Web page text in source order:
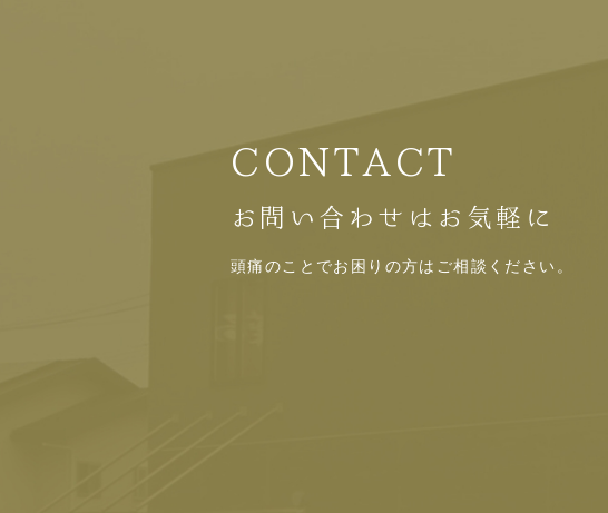
CONTACT
お問い合わせはお気軽に
頭痛のことでお困りの方はご相談ください。